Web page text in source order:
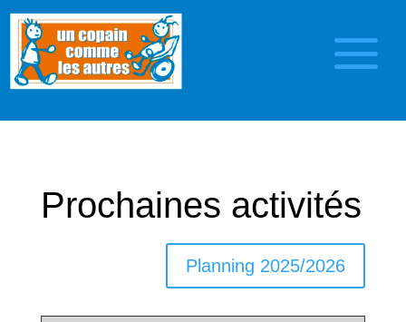
Prochaines activités
Planning 2025/2026